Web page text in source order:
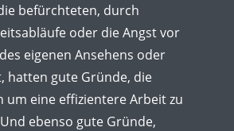
befürchteten, durch
oder die Angst vor
eigenen Ansehens oder
hatten gute Gründe, die
um eine effizientere Arbeit zu
ebenso gute Gründe,